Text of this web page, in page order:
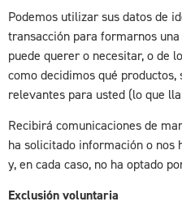
Podemos utilizar sus datos de
transacción para formarnos
puede querer o necesitar, o de
como decidimos qué
relevantes para usted (lo que
Recibirá comunicaciones de
ha solicitado información o nos
y, en cada caso, no ha optado
Exclusión voluntaria